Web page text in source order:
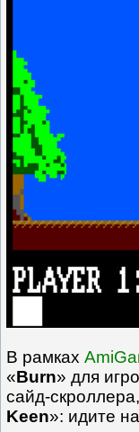
В рамках
«Burn» для
сайд-
Keen»: идите